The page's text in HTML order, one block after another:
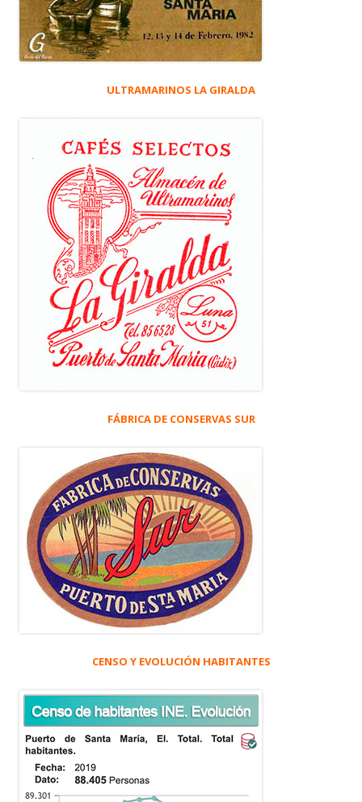
ULTRAMARINOS LA GIRALDA
FÁBRICA DE CONSERVAS SUR
CENSO Y EVOLUCIÓN HABITANTES